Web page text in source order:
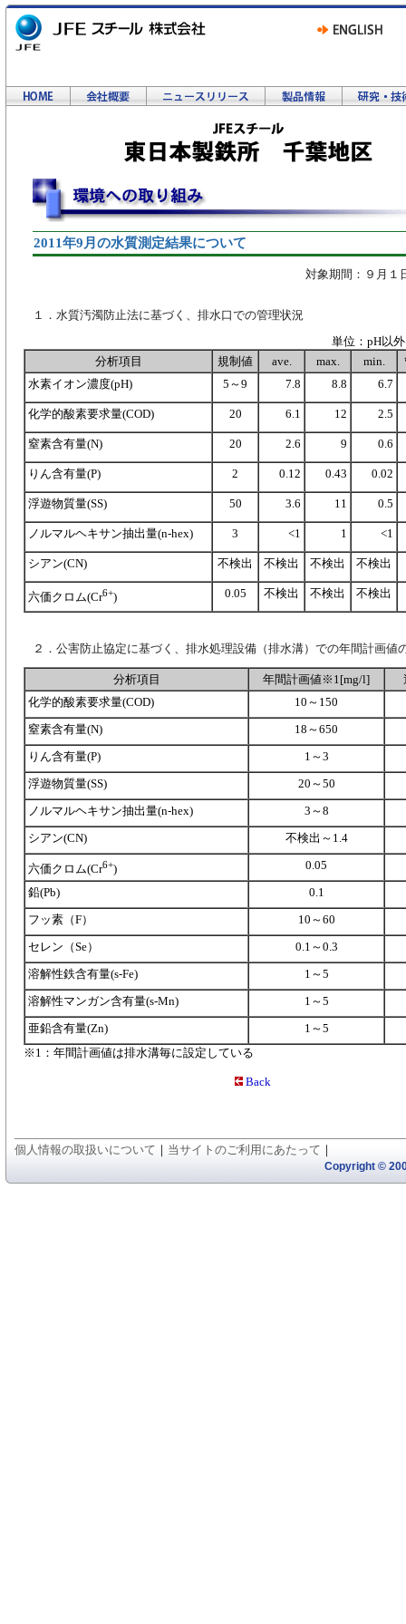
2011年9月の水質測定結果について
対象期間：９月１
１．水質汚濁防止法に基づく、排水口での管理状況
単位：pH以
分析項目
規制値 ave. max. min.
水素イオン濃度(pH)
5～9 7.8 8.8 6.7
化学的酸素要求量(COD) 20 6.1 12 2.5
窒素含有量(N) 20 2.6 9 0.6
りん含有量(P) 2 0.12 0.43 0.02
浮遊物質量(SS) 50 3.6 11 0.5
ノルマルヘキサン抽出量(n-hex) 3 <1 1 <1
シアン(CN) 不検出 不検出 不検出 不検出
六価クロム(Cr6+) 0.05 不検出 不検出 不検出
２．公害防止協定に基づく、排水処理設備（排水溝）での年間計画値
分析項目 年間計画値※1[mg/l]
化学的酸素要求量(COD)
10～150
窒素含有量(N)
18～650
りん含有量(P)
1～3
浮遊物質量(SS)
20～50
ノルマルヘキサン抽出量(n-hex)
3～8
シアン(CN)
不検出～1.4
六価クロム(Cr6+)
0.05
鉛(Pb)
0.1
フッ素（F）
10～60
セレン（Se）
0.1～0.3
溶解性鉄含有量(s-Fe)
1～5
溶解性マンガン含有量(s-Mn)
1～5
亜鉛含有量(Zn)
1～5
※1：年間計画値は排水溝毎に設定している
Back
個人情報の取扱いについて 当サイトのご利用にあたって
Copyright ©